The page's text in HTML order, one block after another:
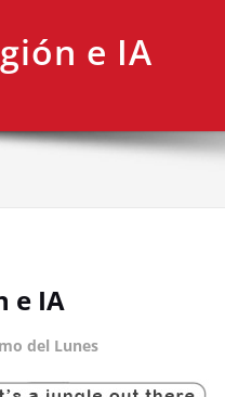
e IA
e IA
del Lunes